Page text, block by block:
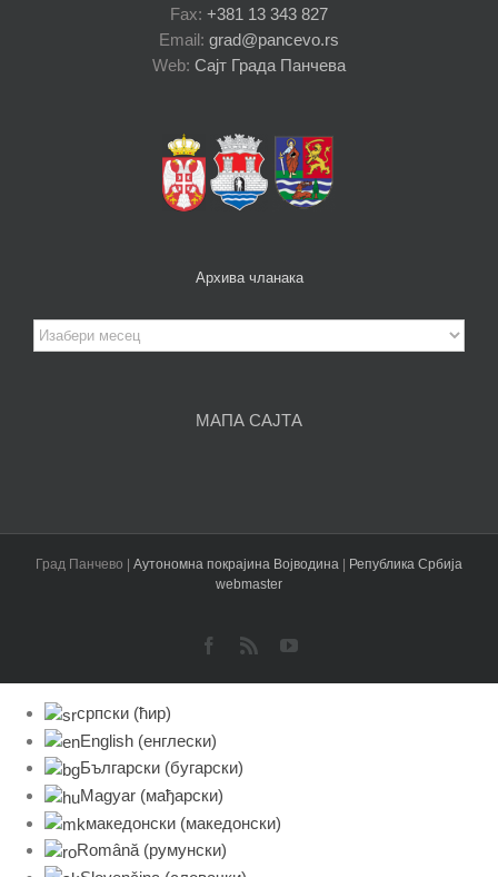
Fax: +381 13 343 827
Email: grad@pancevo.rs
Web: Сајт Града Панчева
Архива чланака
Архива
чланака
МАПА САЈТА
Град Панчево | Аутономна покрајина Војводина
Република Србија
webmaster
Facebook
Rss YouTube
српски (ћир)
English (енглески)
Български (бугарски)
Magyar (мађарски)
македонски (македонски)
Română (румунски)